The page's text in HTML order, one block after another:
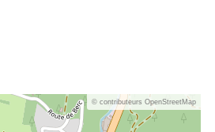
© contributeurs OpenStreetMap